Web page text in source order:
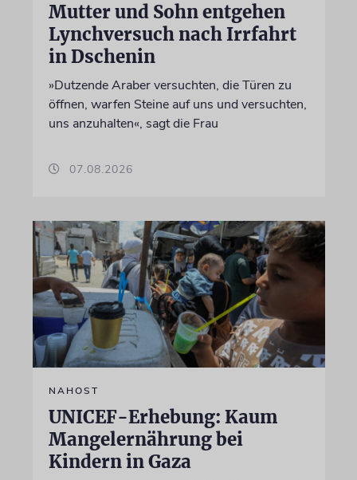
Mutter und Sohn entgehen
Lynchversuch nach Irrfahrt
in Dschenin
»Dutzende Araber versuchten, die Türen zu
öffnen, warfen Steine auf uns und versuchten,
uns anzuhalten«, sagt die Frau
07.08.2026
NAHOST
UNICEF-Erhebung: Kaum
Mangelernährung bei
Kindern in Gaza